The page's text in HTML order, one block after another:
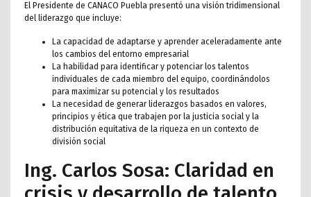
El Presidente de CANACO Puebla presentó una visión tridimensional
del liderazgo que incluye:
La capacidad de adaptarse y aprender aceleradamente ante
los cambios del entorno empresarial
La habilidad para identificar y potenciar los talentos
individuales de cada miembro del equipo, coordinándolos
para maximizar su potencial y los resultados
La necesidad de generar liderazgos basados en valores,
principios y ética que trabajen por la justicia social y la
distribución equitativa de la riqueza en un contexto de
división social
Ing. Carlos Sosa: Claridad en